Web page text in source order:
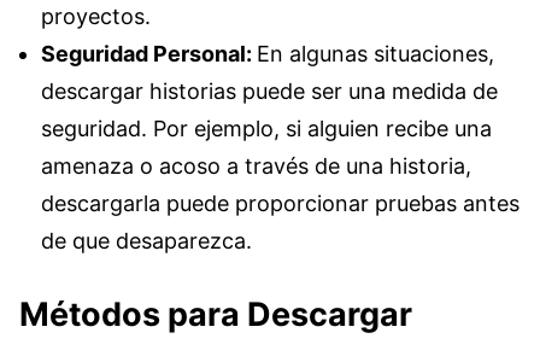
proyectos.
Seguridad Personal: En algunas situaciones,
descargar historias puede ser una medida de
seguridad. Por ejemplo, si alguien recibe una
amenaza o acoso a través de una historia,
descargarla puede proporcionar pruebas antes
de que desaparezca.
Métodos para Descargar